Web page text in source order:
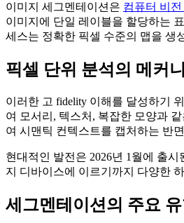
이미지 세그멘테이션은 컴퓨터 비
이미지에 단일 레이블을 할당하는
세스는 정확한 픽셀 수준의 맵을 생
픽셀 단위 분석의 메커
이러한 고 fidelity 이해를 달성하기
여 모서리, 텍스처, 복잡한 모양과
여 시맨틱 컨텍스트를 캡처하는 반
현대적인 발전은 2026년 1월에 출시
지 디바이스에 이르기까지 다양한
세그멘테이션의 주요